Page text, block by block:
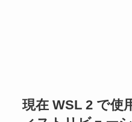
現在 WSL 2 で使